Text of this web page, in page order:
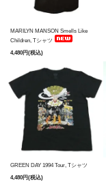
MARILYN MANSON Smells Like
Children, Tシャツ
4,480円(税込)
GREEN DAY 1994 Tour, Tシャツ
4,480円(税込)